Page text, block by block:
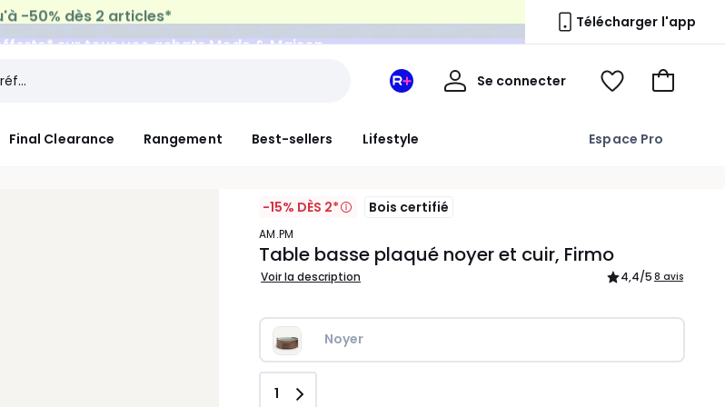
sur tous vos achats Mode & Maison Télécharger l'app
Final Clearance Rangement Best-sellers Lifestyle Espace Pro
Mon
Redoute
Se connecter
Mon
Voir
Aller
-15% DÈS 2* Bois certifié
AM.PM
Table basse plaqué noyer et cuir, Firmo
Voir la description 4,4/5 8 avis
Noyer
Quantité
1